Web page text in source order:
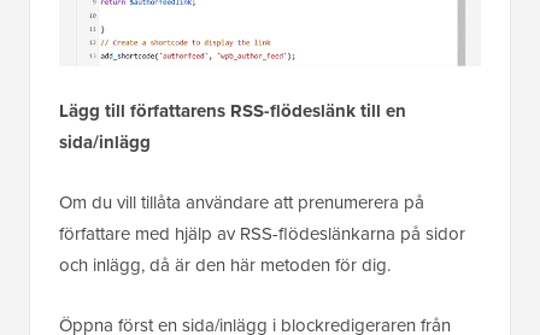
Lägg till författarens RSS-flödeslänk till en
sida/inlägg
Om du vill tillåta användare att prenumerera på
författare med hjälp av RSS-flödeslänkarna på sidor
och inlägg, då är den här metoden för dig.
Öppna först en sida/inlägg i blockredigeraren från